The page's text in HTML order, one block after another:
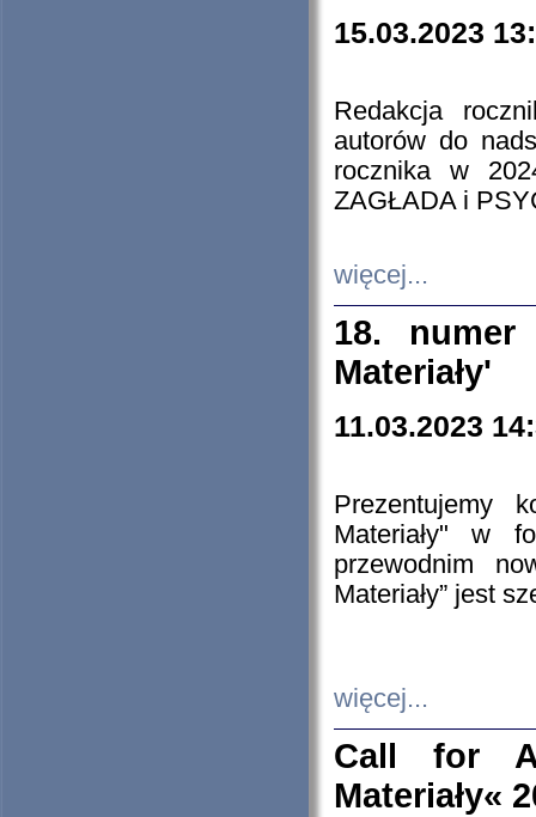
15.03.2023
Redakcja
autorów do
rocznika w
ZAGŁADA i
więcej...
18. numer
Materiały'
11.03.2023
Prezentujemy
Materiały" w
przewodnim
Materiały” jest
więcej...
Call for
Materiały«